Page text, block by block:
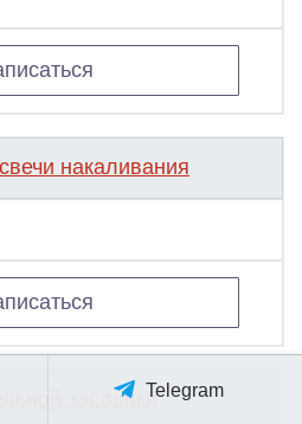
накаливания
заслонкиTelegram